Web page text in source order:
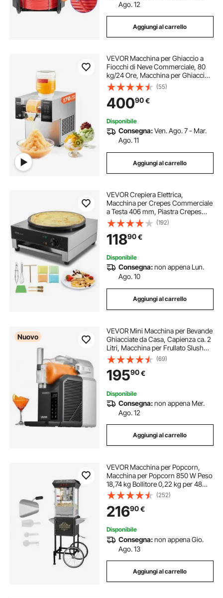
Ago. 12
Aggiungi al carrello
VEVOR Macchina per Ghiaccio a
Fiocchi di Neve Commerciale, 80
kg/24 Ore, Macchina per Ghiaccio
Tritato in Acciaio Inox, Sistema di
Raffreddamento ad Aria per
Dissipazione Calore, per Panetteria,
Bar
(55)
40090€
Disponibile
Consegna:Ven. Ago. 7 - Mar.
Ago. 11
Aggiungi al carrello
VEVOR Crepiera Elettrica,
Macchina per Crepes Commerciale
a Testa 406 mm, Piastra Crepes
Piastra Piana 3000 W, Macchina in
Acciaio Inox Antiaderente, Fornello
Circolare, Controllo per
Temperatura
(192)
11890€
Disponibile
Consegna:non appena Lun.
Ago. 10
Aggiungi al carrello
Nuovo
VEVOR Mini Macchina per Bevande
Ghiacciate da Casa, Capienza ca. 2
Litri, Macchina per Frullato Slush
Senza Ghiaccio con Funzione
Autopulizia, Bevande Fredde, 6
Programmi Preimpostati, Uso
Domestico
(69)
19590€
Disponibile
Consegna:non appena Mer.
Ago. 12
Aggiungi al carrello
VEVOR Macchina per Popcorn,
Macchina per Popcorn 850 W Peso
18,74 kg Bollitore 0,22 kg per 48
Tazze per Lotto, Popcorn Macchina
Dotato di Vetro Temperato,Include 4
Misurini, Stile Cinema, Nero
(252)
21690€
Disponibile
Consegna:non appena Gio.
Ago. 13
Aggiungi al carrello